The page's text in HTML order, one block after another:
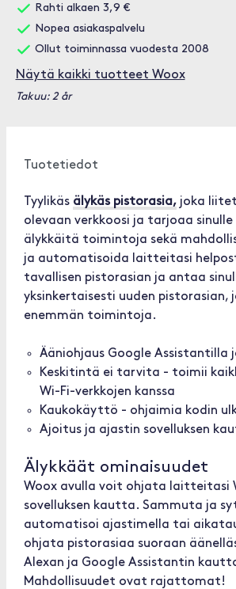
Rahti alkaen 3,9 €
Nopea asiakaspalvelu
Ollut toiminnassa vuodesta 2008
Näytä kaikki tuotteet Woox
Takuu: 2 år
Tuotetiedot
Tyylikäs älykäs pistorasia, joka
olevaan verkkoosi ja tarjoaa
älykkäitä toimintoja sekä
ja automatisoida laitteitasi
tavallisen pistorasian ja antaa
yksinkertaisesti uuden pistorasian,
enemmän toimintoja.
Ääniohjaus Google Assistantilla
Keskitintä ei tarvita - toimii
Wi-Fi-verkkojen kanssa
Kaukokäyttö - ohjaimia kodin
Ajoitus ja ajastin sovelluksen
Älykkäät ominaisuudet
Woox avulla voit ohjata laitteitasi
sovelluksen kautta. Sammuta ja
automatisoi ajastimella tai
ohjata pistorasiaa suoraan
Alexan ja Google Assistantin
Mahdollisuudet ovat rajattomat!